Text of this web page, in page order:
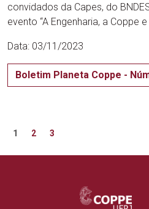
convidados da Capes, do
evento “A Engenharia, a Coppe
Data: 03/11/2023
Boletim Planeta Coppe -
Paginação
de
1 2 3